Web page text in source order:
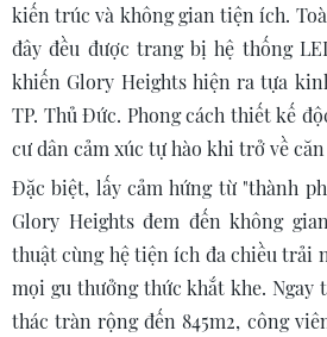
kiến trúc và không gian tiện ích.
đây đều được trang bị hệ thống
khiến Glory Heights hiện ra tựa
TP. Thủ Đức. Phong cách thiết kế
cư dân cảm xúc tự hào khi trở về
Đặc biệt, lấy cảm hứng từ "thành
Glory Heights đem đến không
thuật cùng hệ tiện ích đa chiều trải
mọi gu thưởng thức khắt khe.
thác tràn rộng đến 845m2, công